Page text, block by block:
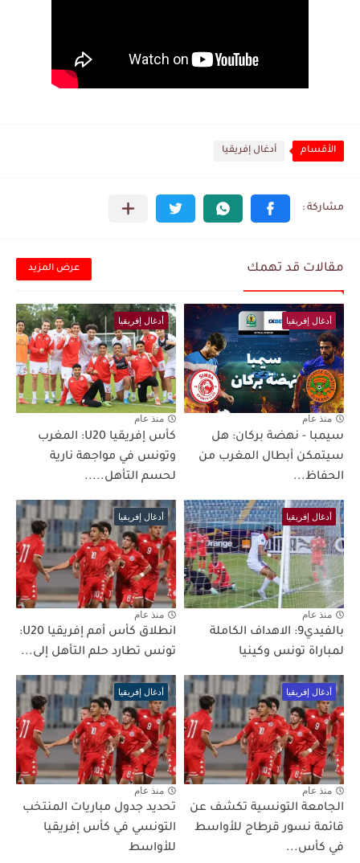
الأقسام أدغال إفريقيا
مقالات قد تهمك عرض المزيد
أدغال إفريقيا
منذ عام
سيمبا - نهضة بركان: هل
سيتمكن أبطال المغرب من
الحفاظ...
أدغال إفريقيا
منذ عام
كأس إفريقيا U20: المغرب
وتونس في مواجهة نارية
لحسم التأهل.....
أدغال إفريقيا
منذ عام
بالفيدي9: الاهداف الكاملة
لمباراة تونس وكينيا
أدغال إفريقيا
منذ عام
انطلاق كأس أمم إفريقيا U20:
تونس تطارد حلم التأهل إلى...
أدغال إفريقيا
منذ عام
الجامعة التونسية تكشف عن
قائمة نسور قرطاج للأواسط
في كأس...
أدغال إفريقيا
منذ عام
تحديد جدول مباريات المنتخب
التونسي في كأس إفريقيا
للأواسط